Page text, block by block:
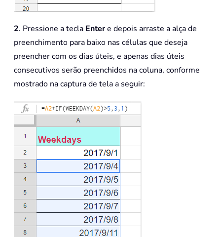
2. Pressione a tecla Entere depois arraste a alça de
preenchimento para baixo nas células que deseja
preencher com os dias úteis, e apenas dias úteis
consecutivos serão preenchidos na coluna, conforme
mostrado na captura de tela a seguir: